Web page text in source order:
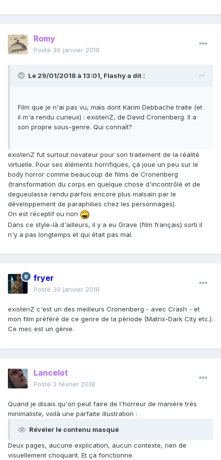
Romy
Posté 30 janvier 2018
Le 29/01/2018 à 13:01, Flashya dit :
Film que je n'ai pas vu, mais dont Karim Debbache traite (et
il m'a rendu curieux) : existenZ, de David Cronenberg. Il a
son propre sous-genre. Qui connaît?
existenZ fut surtout novateur pour son traitement de la réalité
virtuelle. Pour ses éléments horrifiques, ça joue un peu sur le
body horror comme beaucoup de films de Cronenberg
(transformation du corps en quelque chose d'incontrôlé et de
degueulasse rendu parfois encore plus malsain par le
développement de paraphilies chez les personnages).
On est réceptif ou non
Dans ce style-là d'ailleurs, il y a eu Grave (film français) sorti il
n'y a pas longtemps et qui était pas mal.
fryer
Posté 30 janvier 2018
existenZ c'est un des meilleurs Cronenberg - avec Crash - et
mon film préféré de ce genre de la période (Matrix-Dark City etc.).
Ce mec est un génie.
Lancelot
Posté 3 février 2018
Quand je disais qu'on peut faire de l'horreur de manière très
minimaliste, voilà une parfaite illustration :
Révéler le contenu masqué
Deux pages, aucune explication, aucun contexte, rien de
visuellement choquant. Et ça fonctionne.